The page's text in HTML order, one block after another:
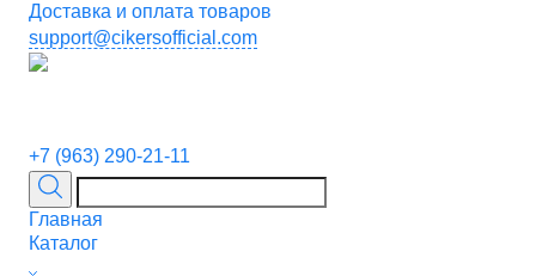
Доставка и оплата товаров
support@cikersofficial.com
+7 (963) 290-21-11
Главная
Каталог